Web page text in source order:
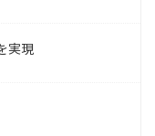
実現